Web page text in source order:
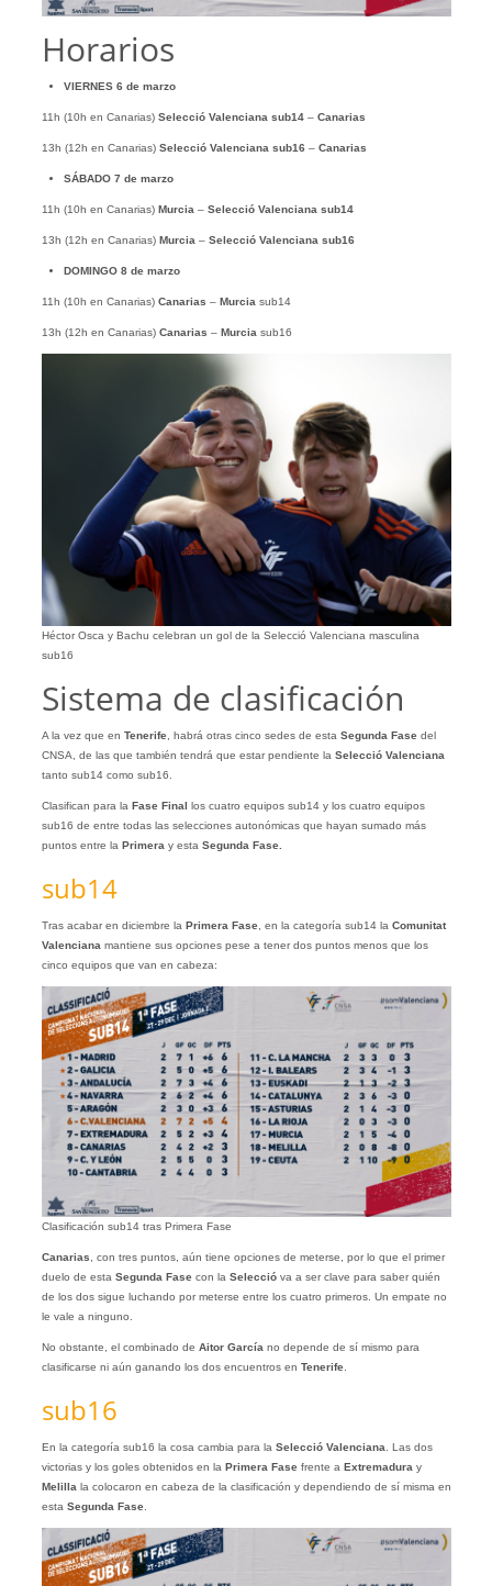
Horarios
VIERNES 6 de marzo
11h (10h en Canarias) Selecció Valenciana sub14– Canarias
13h (12h en Canarias) Selecció Valenciana sub16 – Canarias
SÁBADO 7 de marzo
11h (10h en Canarias) Murcia – Selecció Valenciana sub14
13h (12h en Canarias) Murcia – Selecció Valenciana sub16
DOMINGO 8 de marzo
11h (10h en Canarias) Canarias – Murcia sub14
13h (12h en Canarias) Canarias – Murcia sub16
Héctor Osca y Bachu celebran un gol de la Selecció Valenciana masculina
sub16
Sistema de clasificación
A la vez que en Tenerife, habrá otras cinco sedes de esta Segunda Fase del
CNSA, de las que también tendrá que estar pendiente laSelecció Valenciana
tanto sub14 como sub16.
Clasifican para la Fase Final
los cuatro equipos sub14 y los cuatro equipos
sub16 de entre todas las selecciones autonómicas que hayan sumado más
puntos entre la Primeray esta Segunda Fase.
sub14
Tras acabar en diciembre laPrimera Fase, en la categoría sub14 la Comunitat
Valenciana mantiene sus opciones pese a tener dos puntos menos que los
cinco equipos que van en cabeza:
Clasificación sub14 tras Primera Fase
Canarias, con tres puntos, aún tiene opciones de meterse, por lo que el primer
duelo de esta Segunda Fasecon la Seleccióva a ser clave para saber quién
de los dos sigue luchando por meterse entre los cuatro primeros. Un empate no
le vale a ninguno.
No obstante, el combinado de Aitor García no depende de sí mismo para
clasificarse ni aún ganando los dos encuentros en Tenerife.
sub16
En la categoría sub16 la cosa cambia para laSelecció Valenciana. Las dos
victorias y los goles obtenidos en la Primera Fasefrente a Extremaduray
Melillala colocaron en cabeza de la clasificación y dependiendo de sí misma en
esta Segunda Fase.